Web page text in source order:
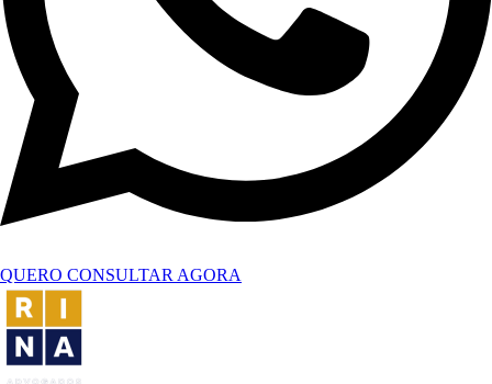
QUERO CONSULTAR AGORA